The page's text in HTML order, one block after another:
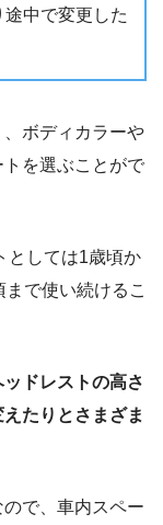
中で変更した
ボディカラーや
を選ぶことがで
としては1歳頃か
で使い続けるこ
ドレストの高さ
たりとさまざま
で、車内スペー